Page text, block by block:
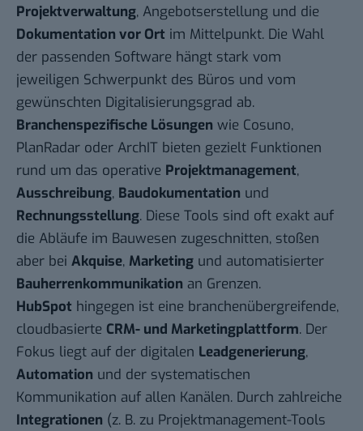
Projektverwaltung, Angebotserstellung und die
Dokumentation vor Ort im Mittelpunkt. Die Wahl
der passenden Software hängt stark vom
jeweiligen Schwerpunkt des Büros und vom
gewünschten Digitalisierungsgrad ab.
Branchenspezifische Lösungen wie Cosuno,
PlanRadar oder ArchIT bieten gezielt Funktionen
rund um das operative Projektmanagement,
Ausschreibung, Baudokumentation und
Rechnungsstellung. Diese Tools sind oft exakt auf
die Abläufe im Bauwesen zugeschnitten, stoßen
aber bei Akquise, Marketing und automatisierter
Bauherrenkommunikation an Grenzen.
HubSpot hingegen ist eine branchenübergreifende,
cloudbasierte CRM- und Marketingplattform. Der
Fokus liegt auf der digitalen Leadgenerierung,
Automation und der systematischen
Kommunikation auf allen Kanälen. Durch zahlreiche
Integrationen (z. B. zu Projektmanagement-Tools